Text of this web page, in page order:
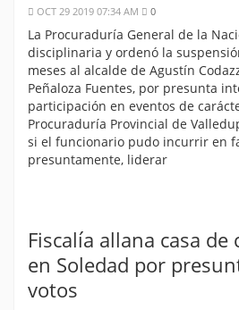
OCT 29 2019 07:34 AM 0
La Procuraduría General de la
disciplinaria y ordenó la
meses al alcalde de Agustín
Peñaloza Fuentes, por presunta
participación en eventos de
Procuraduría Provincial de
si el funcionario pudo incurrir en
presuntamente, liderar
Fiscalía allana casa de
en Soledad por
votos